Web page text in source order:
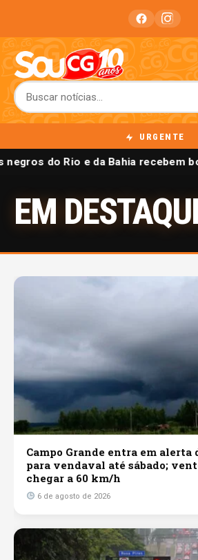
URGENTE
do Rio e da Bahia recebem
EM
Campo Grande entra em alerta
para vendaval até sábado;
chegar a 60 km/h
6 de agosto de 2026